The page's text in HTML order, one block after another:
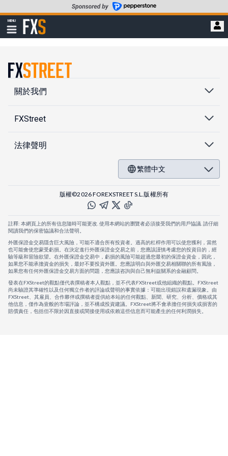
至
要
MENU
顯
示
FXStreet
關於我們
FXStreet
法律聲明
繁體中文
版權©2026 FOREXSTREET S.L.版權所有
註釋: 本網頁上的所有信息隨時可能更改. 使用本網站的瀏覽者必須接受我們的用戶協議. 請仔細
閱讀我們的保密協議和合法聲明。
外匯保證金交易隱含巨大風險，可能不適合所有投資者。過高的杠桿作用可以使您獲利，當然
也可能會使您蒙受虧損。在決定進行外匯保證金交易之前，您應該謹慎考慮您的投資目的，經
驗等級和冒險欲望。在外匯保證金交易中，虧損的風險可能超過您最初的保證金資金，因此，
如果您不能承擔資金的損失，最好不要投資外匯。您應該明白與外匯交易相關聯的所有風險，
如果您有任何外匯保證金交易方面的問題，您應該咨詢與自己無利益關系的金融顧問。
發表在FXStreet的觀點僅代表撰稿者本人觀點，並不代表FXStreet或他組織的觀點。FXStreet
尚未驗證其準確性以及任何獨立作者的評論或聲明的事實依據：可能出現錯誤和遺漏現象。由
FXStreet、其雇員、合作夥伴或撰稿者提供給本站的任何觀點、新聞、研究、分析、價格或其
他信息，僅作為壹般的市場評論，並不構成投資建議。FXStreet將不會承擔任何損失或損害的
賠償責任，包括但不限於因直接或間接使用或依賴這些信息而可能產生的任何利潤損失。